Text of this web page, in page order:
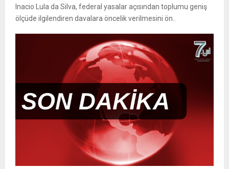
Inacio Lula da Silva, federal yasalar açısından toplumu geniş
ölçüde ilgilendiren davalara öncelik verilmesini ön..